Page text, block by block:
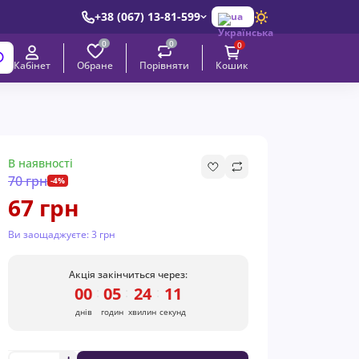
+38 (067) 13-81-599 ua
Кабінет
0
Обране
0
Порівняти
0
Кошик
В наявності
70 грн -4%
67 грн
Ви заощаджуєте:3 грн
Акція закінчиться через:
00
днів
05
годин
24
хвилин
10
секунд